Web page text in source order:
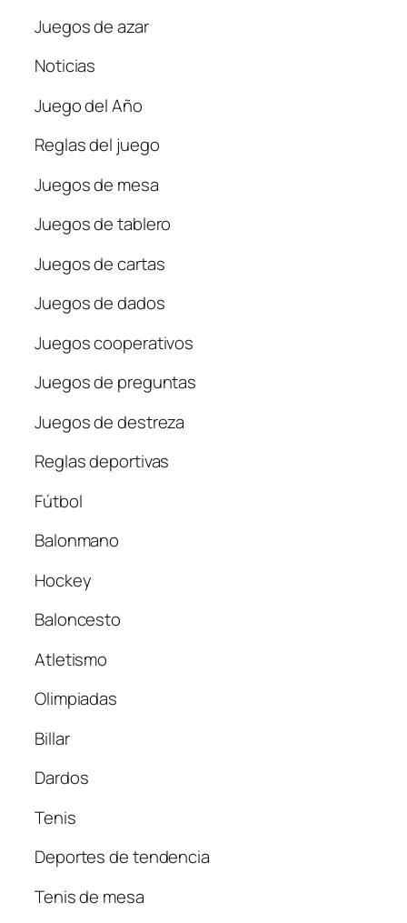
Juegos de azar
Noticias
Juego del Año
Reglas del juego
Juegos de mesa
Juegos de tablero
Juegos de cartas
Juegos de dados
Juegos cooperativos
Juegos de preguntas
Juegos de destreza
Reglas deportivas
Fútbol
Balonmano
Hockey
Baloncesto
Atletismo
Olimpiadas
Billar
Dardos
Tenis
Deportes de tendencia
Tenis de mesa